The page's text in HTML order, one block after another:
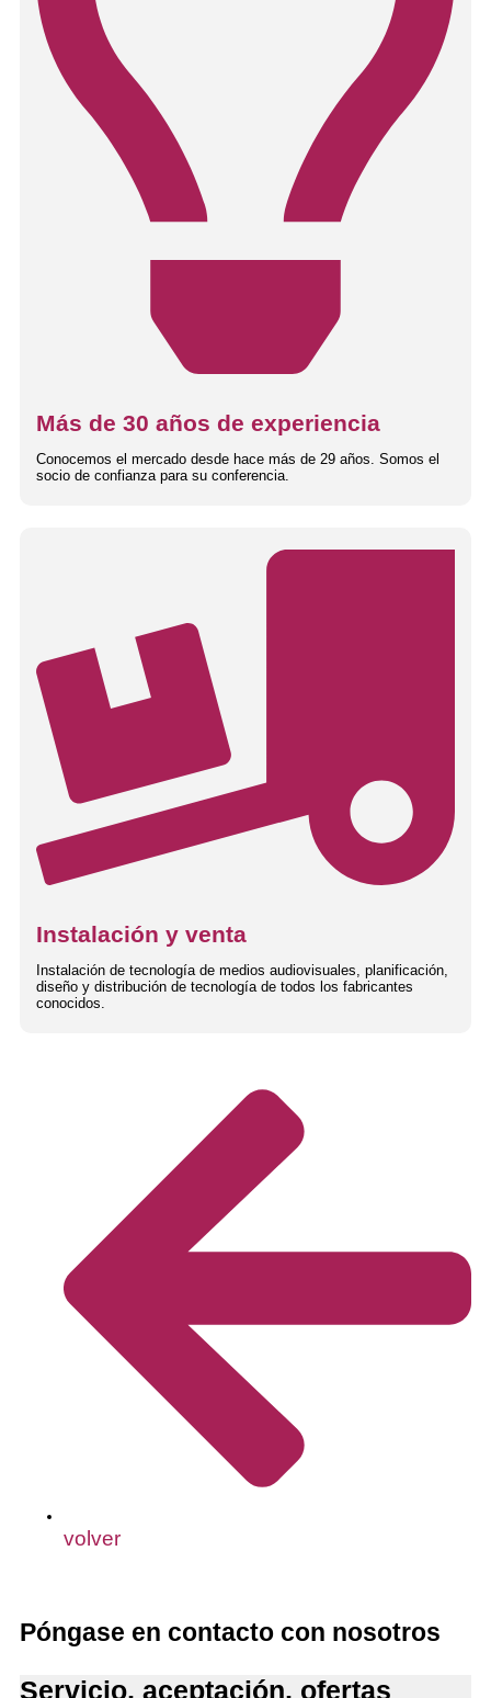
Más de 30 años de experiencia
Conocemos el mercado desde hace más de 29 años. Somos el
socio de confianza para su conferencia.
Instalación y venta
Instalación de tecnología de medios audiovisuales, planificación,
diseño y distribución de tecnología de todos los fabricantes
conocidos.
volver
Póngase en contacto con nosotros
Servicio, aceptación, ofertas